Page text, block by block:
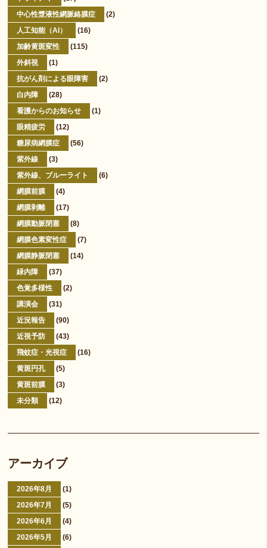
中心性漿液性網脈絡膜症
(2)
人工知能（AI）
(16)
加齢黄斑変性
(115)
外斜視
(1)
抗がん剤による眼障害
(2)
白内障
(28)
看護からのお知らせ
(1)
眼精疲労
(12)
糖尿病網膜症
(56)
紫外線
(3)
紫外線、ブルーライト
(6)
網膜前膜
(4)
網膜剥離
(17)
網膜動脈閉塞
(8)
網膜色素変性症
(7)
網膜静脈閉塞
(14)
緑内障
(37)
色覚多様性
(2)
講演会
(31)
近況報告
(90)
近視予防
(43)
飛蚊症・光視症
(16)
黄斑円孔
(5)
黄斑前膜
(3)
未分類
(12)
アーカイブ
2026年8月
(1)
2026年7月
(5)
2026年6月
(4)
2026年5月
(6)